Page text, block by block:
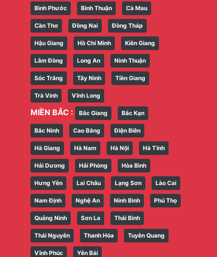
Bình Phước Bình Thuận Cà Mau
Cần Thơ Đồng Nai Đồng Tháp
Hậu Giang Hồ Chí Minh Kiên Giang
Lâm Đồng Long An Ninh Thuận
Sóc Trăng Tây Ninh Tiền Giang
Trà Vinh Vĩnh Long
MIỀN BẮC : Bắc Giang Bắc Kạn
Bắc Ninh Cao Bằng Điện Biên
Hà Giang Hà Nam Hà Nội Hà Tĩnh
Hải Dương Hải Phòng Hòa Bình
Hưng Yên Lai Châu Lạng Sơn Lào Cai
Nam Định Nghệ An Ninh Bình Phú Thọ
Quảng Ninh Sơn La Thái Bình
Thái Nguyên Thanh Hóa Tuyên Quang
Vĩnh Phúc Yên Bái